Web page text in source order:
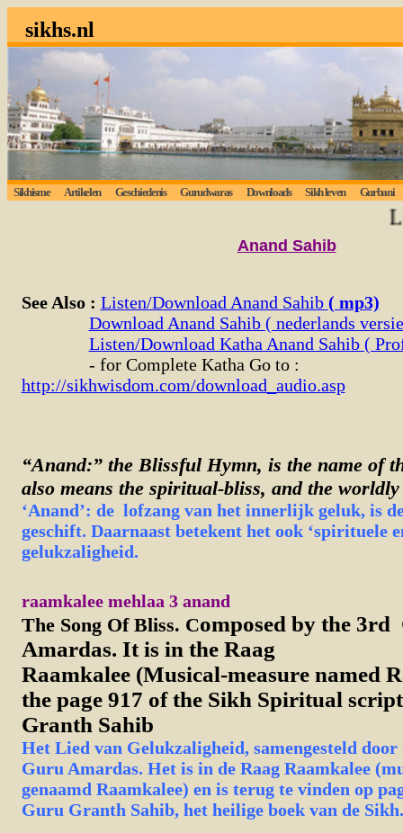
sikhs.nl
Sikhisme Artikelen Geschiedenis Gurudwaras Downloads Sikh leven Gurbani
Anand Sahib
See Also : Listen/Download Anand Sahib ( mp3)
Download Anand Sahib ( nederlands
Listen/Download Katha Anand Sahib (
- for Complete Katha Go to :
http://sikhwisdom.com/download_audio.asp
“Anand:” the Blissful Hymn, is the name of
also means the spiritual-bliss, and the
‘Anand’: de lofzang van het innerlijk geluk, is
geschift. Daarnaast betekent het ook ‘spirituele
gelukzaligheid.
raamkalee mehlaa 3 anand
The Song Of Bliss. Composed by the 3rd
Amardas. It is in the Raag
Raamkalee (Musical-measure named
the page 917 of the Sikh Spiritual
Granth Sahib
Het Lied van Gelukzaligheid, samengesteld
Guru Amardas. Het is in de Raag Raamkalee
genaamd Raamkalee) en is terug te vinden op
Guru Granth Sahib, het heilige boek van de Sikh.